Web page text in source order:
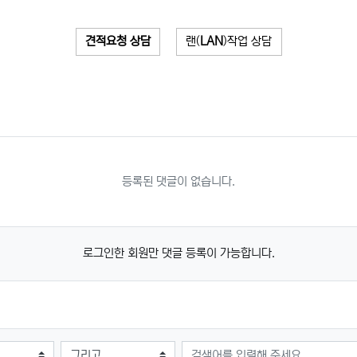
견적요청 상담 랜( LAN)작업 상담
등록된 댓글이 없습니다.
로그인한 회원만 댓글 등록이 가능합니다.
검색어